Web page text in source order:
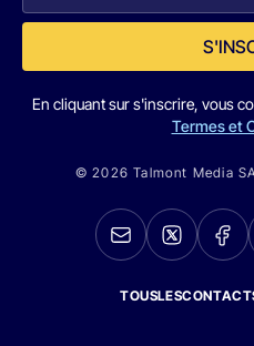
En cliquant sur s'inscrire, vous
Termes et
© 2026 Talmont Media